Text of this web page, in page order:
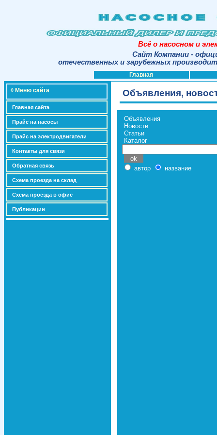
Всё о насосном и
Сайт Компании -
отечественных и зарубежных
Главная
◊ Меню сайта
Главная сайта
Прайс на насосы
Прайс на электродвигатели
Контакты для связи
Обратная связь
Схема проезда на склад
Схема проезда в офис
Публикации
Объявления,
Объявления
Новости
Статьи
Каталог
автор название